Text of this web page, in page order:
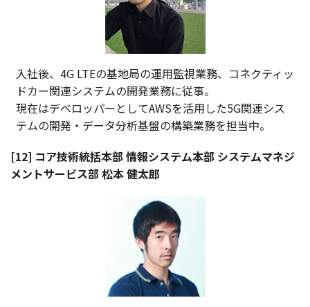
入社後、4G LTEの基地局の運用監視業務、コネクティッ
ドカー関連システムの開発業務に従事。
現在はデベロッパーとしてAWSを活用した5G関連シス
テムの開発・データ分析基盤の構築業務を担当中。
[12] コア技術統括本部 情報システム本部 システムマネジ
メントサービス部 松本 健太郎